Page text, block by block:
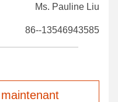
Ms. Pauline Liu
86--13546943585